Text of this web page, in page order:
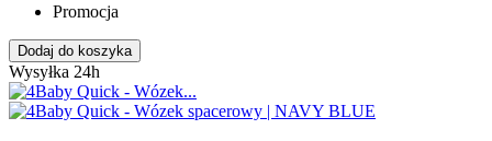
Promocja
Dodaj do koszyka
Wysyłka 24h